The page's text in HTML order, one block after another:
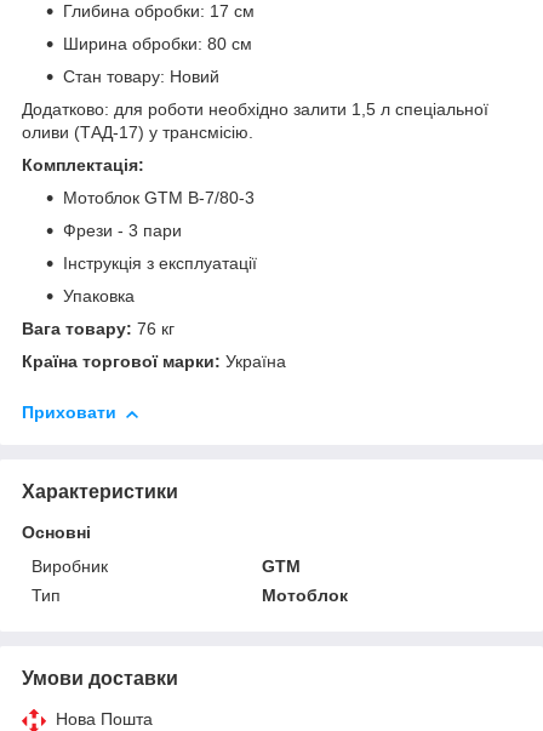
Глибина обробки: 17 см
Ширина обробки: 80 см
Стан товару: Новий
Додатково: для роботи необхідно залити 1,5 л спеціальної
оливи (ТАД-17) у трансмісію.
Комплектація:
Мотоблок GTM B-7/80-3
Фрези - 3 пари
Інструкція з експлуатації
Упаковка
Вага товару: 76 кг
Країна торгової марки: Україна
Приховати
Характеристики
Основні
Виробник
GTM
Тип
Мотоблок
Умови доставки
Нова Пошта